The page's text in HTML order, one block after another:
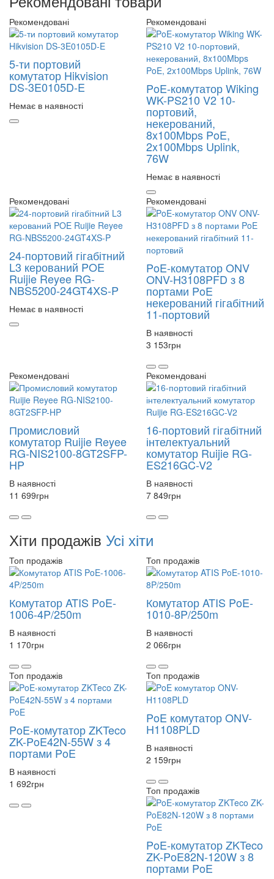
Рекомендовані
5-ти портовий
комутатор Hikvision
DS-3E0105D-E
Немає в наявності
Рекомендовані
PoE-комутатор Wiking
WK-PS210 V2 10-
портовий,
некерований,
8x100Mbps PoE,
2x100Mbps Uplink,
76W
Немає в наявності
Рекомендовані
24-портовий гігабітний
L3 керований POE
Ruijie Reyee RG-
NBS5200-24GT4XS-P
Немає в наявності
Рекомендовані
PoE-комутатор ONV
ONV-H3108PFD з 8
портами PoE
некерований гігабітний
11-портовий
В наявності
3 153грн
Рекомендовані
Промисловий
комутатор Ruijie Reyee
RG-NIS2100-8GT2SFP-
HP
В наявності
11 699грн
Рекомендовані
16-портовий гігабітний
інтелектуальний
комутатор Ruijie RG-
ES216GC-V2
В наявності
7 849грн
Хіти продажів Усі хіти
Топ продажів
Комутатор ATIS PoE-
1006-4P/250m
В наявності
1 170грн
Топ продажів
Комутатор ATIS PoE-
1010-8P/250m
В наявності
2 066грн
Топ продажів
PoE-комутатор ZKTeco
ZK-PoE42N-55W з 4
портами PoE
В наявності
1 692грн
Топ продажів
PoE комутатор ONV-
H1108PLD
В наявності
2 159грн
Топ продажів
PoE-комутатор ZKTeco
ZK-PoE82N-120W з 8
портами PoE